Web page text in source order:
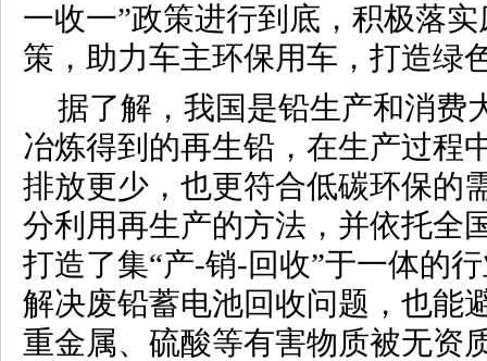
一收一”政策进行到底，积极落
策，助力车主环保用车，打造绿
据了解，我国是铅生产和消费
冶炼得到的再生铅，在生产过程
排放更少，也更符合低碳环保的
分利用再生产的方法，并依托全
打造了集“产-销-回收”于一体的
解决废铅蓄电池回收问题，也能
重金属、硫酸等有害物质被无资